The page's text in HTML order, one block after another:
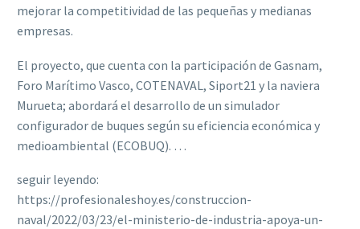
mejorar la competitividad de las pequeñas y medianas
empresas.
El proyecto, que cuenta con la participación de Gasnam,
Foro Marítimo Vasco, COTENAVAL, Siport21 y la naviera
Murueta; abordará el desarrollo de un simulador
configurador de buques según su eficiencia económica y
medioambiental (ECOBUQ). …
seguir leyendo:
https://profesionaleshoy.es/construccion-
naval/2022/03/23/el-ministerio-de-industria-apoya-un-